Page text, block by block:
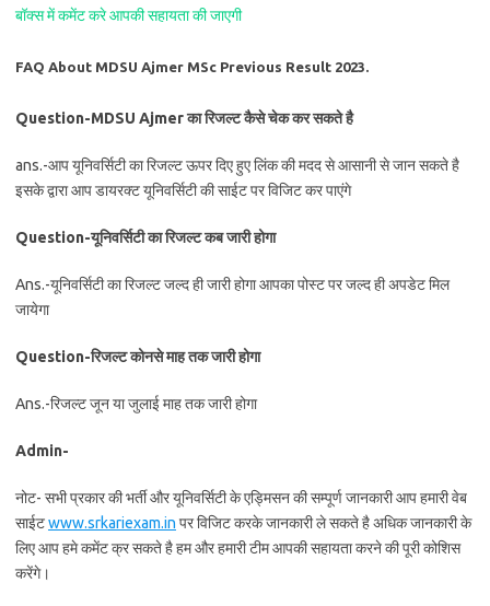
बॉक्स में कमेंट करे आपकी सहायता की जाएगी
FAQ About MDSU Ajmer MSc Previous Result 2023.
Question-MDSU Ajmer का रिजल्ट कैसे चेक कर सकते है
ans.-आप यूनिवर्सिटी का रिजल्ट ऊपर दिए हुए लिंक की मदद से आसानी से जान सकते है
इसके द्वारा आप डायरक्ट यूनिवर्सिटी की साईट पर विजिट कर पाएंगे
Question-यूनिवर्सिटी का रिजल्ट कब जारी होगा
Ans.-यूनिवर्सिटी का रिजल्ट जल्द ही जारी होगा आपका पोस्ट पर जल्द ही अपडेट मिल
जायेगा
Question-रिजल्ट कोनसे माह तक जारी होगा
Ans.-रिजल्ट जून या जुलाई माह तक जारी होगा
Admin-
नोट- सभी प्रकार की भर्ती और यूनिवर्सिटी के एड्मिसन की सम्पूर्ण जानकारी आप हमारी वेब
साईटwww.srkariexam.in पर विजिट करके जानकारी ले सकते है अधिक जानकारी के
लिए आप हमे कमेंट क्र सकते है हम और हमारी टीम आपकी सहायता करने की पूरी कोशिस
करेंगे।